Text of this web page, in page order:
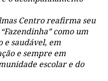
Centro reafirma seu
como um
e saudável, em
e sempre em
escolar e do